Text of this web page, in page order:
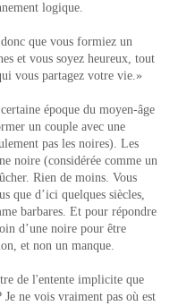
logique.
que vous formiez un
et vous soyez heureux, tout
vous partagez votre vie.»
époque du moyen-âge
un couple avec une
pas les noires). Les
noire (considérée comme un
Rien de moins. Vous
que d’ici quelques siècles,
barbares. Et pour répondre
d’une noire pour être
et non un manque.
de l'entente implicite que
ne vois vraiment pas où est